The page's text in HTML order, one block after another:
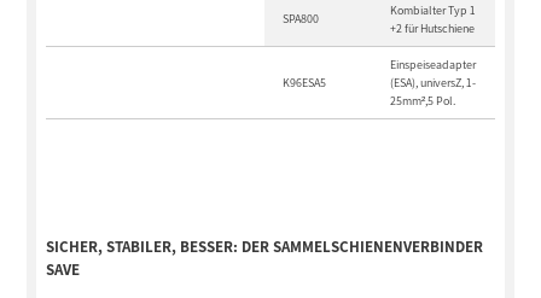
SPA800
Kombialter Typ 1
+2 für Hutschiene
K96ESA5
Einspeiseadapter
(ESA), universZ, 1-
25mm²,5 Pol.
SICHER, STABILER, BESSER: DER SAMMELSCHIENENVERBINDER
SAVE